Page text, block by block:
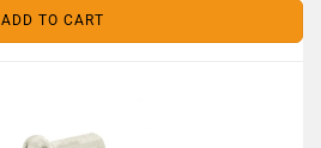
ADD TO CART